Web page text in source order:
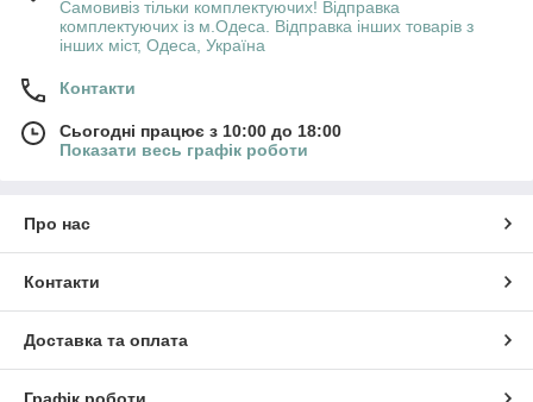
Самовивіз тільки комплектуючих! Відправка
комплектуючих із м.Одеса. Відправка інших товарів з
інших міст, Одеса, Україна
Контакти
Сьогодні працює з 10:00 до 18:00
Показати весь графік роботи
Про нас
Контакти
Доставка та оплата